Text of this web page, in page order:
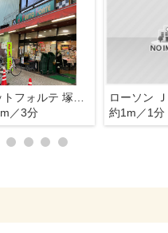
／3分
約1m／1分